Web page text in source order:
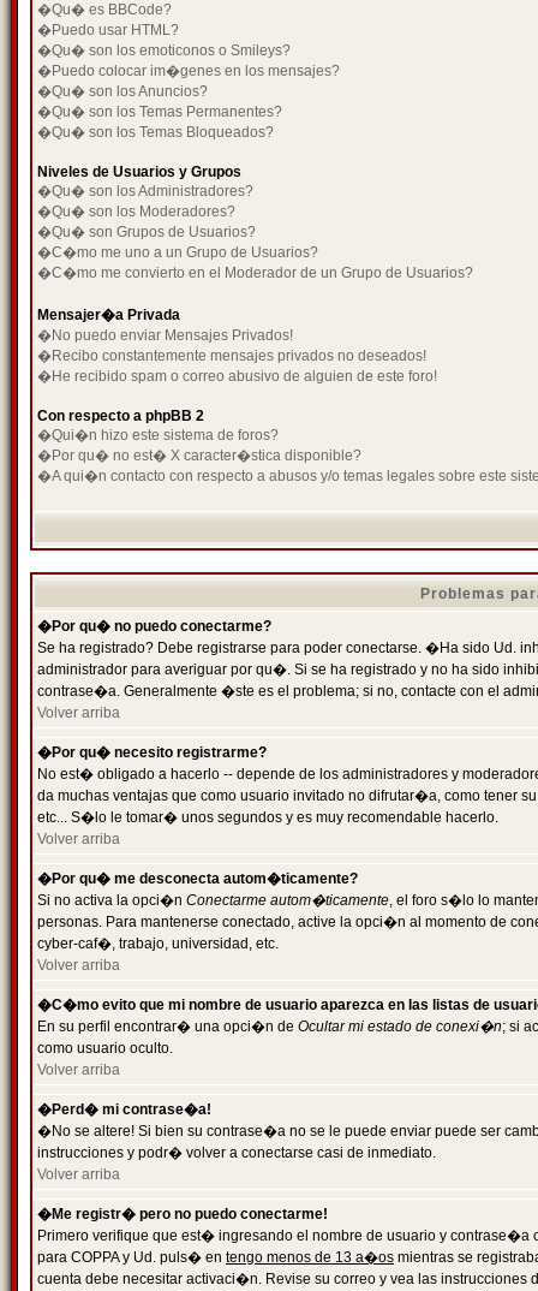
�Qu� es BBCode?
�Puedo usar HTML?
�Qu� son los emoticonos o Smileys?
�Puedo colocar im�genes en los mensajes?
�Qu� son los Anuncios?
�Qu� son los Temas Permanentes?
�Qu� son los Temas Bloqueados?
Niveles de Usuarios y Grupos
�Qu� son los Administradores?
�Qu� son los Moderadores?
�Qu� son Grupos de Usuarios?
�C�mo me uno a un Grupo de Usuarios?
�C�mo me convierto en el Moderador de un Grupo de Usuarios?
Mensajer�a Privada
�No puedo enviar Mensajes Privados!
�Recibo constantemente mensajes privados no deseados!
�He recibido spam o correo abusivo de alguien de este foro!
Con respecto a phpBB 2
�Qui�n hizo este sistema de foros?
�Por qu� no est� X caracter�stica disponible?
�A qui�n contacto con respecto a abusos y/o temas legales sobre este
Problemas
�Por qu� no puedo conectarme?
Se ha registrado? Debe registrarse para poder conectarse. �Ha sido Ud.
administrador para averiguar por qu�. Si se ha registrado y no ha sido
contrase�a. Generalmente �ste es el problema; si no, contacte con el
Volver arriba
�Por qu� necesito registrarme?
No est� obligado a hacerlo -- depende de los administradores y
da muchas ventajas que como usuario invitado no difrutar�a, como tener
etc... S�lo le tomar� unos segundos y es muy recomendable hacerlo.
Volver arriba
�Por qu� me desconecta autom�ticamente?
Si no activa la opci�n Conectarme autom�ticamente, el foro s�lo lo
personas. Para mantenerse conectado, active la opci�n al momento de
cyber-caf�, trabajo, universidad, etc.
Volver arriba
�C�mo evito que mi nombre de usuario aparezca en las listas de
En su perfil encontrar� una opci�n de Ocultar mi estado de conexi�n; si
como usuario oculto.
Volver arriba
�Perd� mi contrase�a!
�No se altere! Si bien su contrase�a no se le puede enviar puede ser
instrucciones y podr� volver a conectarse casi de inmediato.
Volver arriba
�Me registr� pero no puedo conectarme!
Primero verifique que est� ingresando el nombre de usuario y
para COPPA y Ud. puls� en tengo menos de 13 a�os mientras se
cuenta debe necesitar activaci�n. Revise su correo y vea las